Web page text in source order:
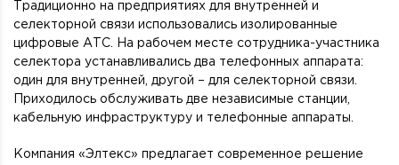
Традиционно на предприятиях для внутренней и
селекторной связи использовались изолированные
цифровые АТС. На рабочем месте сотрудника-участника
селектора устанавливались два телефонных аппарата:
один для внутренней, другой – для селекторной связи.
Приходилось обслуживать две независимые станции,
кабельную инфраструктуру и телефонные аппараты.
Компания «Элтекс» предлагает современное решение